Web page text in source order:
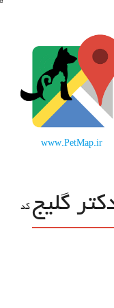
www.PetMap.ir
گلیج کد